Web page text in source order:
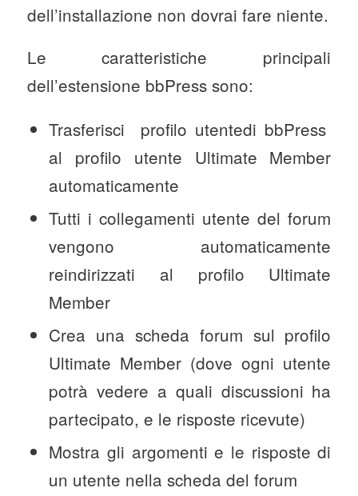
dell’installazione non dovrai fare niente.
Le caratteristiche principali
dell’estensione bbPress sono:
Trasferisci profilo utentedi bbPress
al profilo utente Ultimate Member
automaticamente
Tutti i collegamenti utente del forum
vengono automaticamente
reindirizzati al profilo Ultimate
Member
Crea una scheda forum sul profilo
Ultimate Member (dove ogni utente
potrà vedere a quali discussioni ha
partecipato, e le risposte ricevute)
Mostra gli argomenti e le risposte di
un utente nella scheda del forum